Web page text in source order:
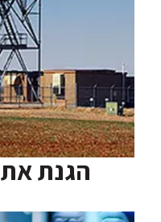
הגנת